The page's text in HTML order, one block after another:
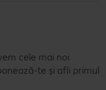
cele mai noi
te și afli primul